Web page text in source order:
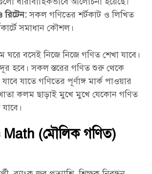
রিটেন:সকল গণিতের শর্টকাট ও লিখিত
সমাধান কৌশল।
ঘরে বসেই নিজে নিজে গণিত শেখা যাবে।
হবে। সকল স্তরের গণিত শুরু থেকে
যাতে গণিতের পূর্ণাঙ্গ মার্ক পাওয়ার
কলম ছাড়াই মুখে মুখে যেকোন গণিত
(মৌলিক গণিত)